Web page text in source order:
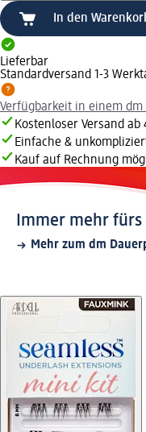
In den
Lieferbar
Standardversand 1-3
Verfügbarkeit in einem
Kostenloser Versand
Einfache &
Kauf auf Rechnung
Immer mehr fürs
Mehr zum dm